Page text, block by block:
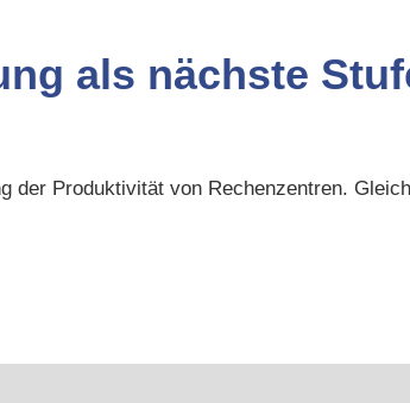
als nächste
der Produktivität von Rechenzentren.